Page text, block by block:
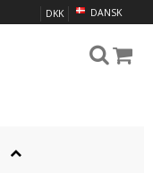
DANSK
DKK